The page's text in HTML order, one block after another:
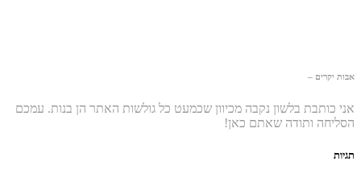
אבות יקרים –
אני כותבת בלשון נקבה מכיוון שכמעט כל גולשות האתר הן בנות. עמכם
הסליחה ותודה שאתם כאן!
תגיות